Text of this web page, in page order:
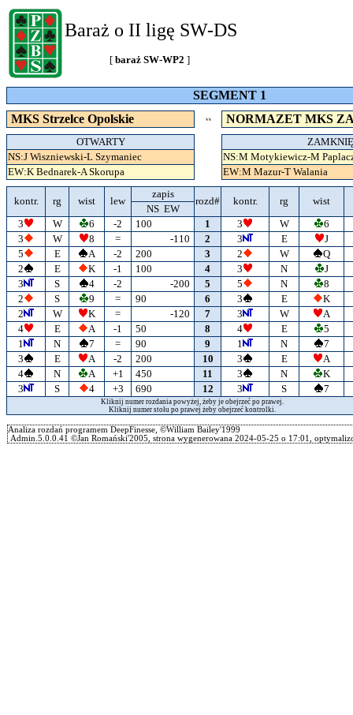
Baraż o II ligę SW-DS
[ baraż SW-WP2 ]
SEGMENT 1
MKS Strzelce Opolskie
VS NORMAZET MKS
OTWARTY
NS:J Wiszniewski-L Szymaniec
NS:M Motykiewicz-M
EW:K Bednarek-A Skorupa
EW:M Mazur-T Walania
kontr. rg wist lew
zapis
rozd# kontr. rg wist
NS EW
3
W 6 -2 100 1 3 W
6
3
W 8 = -110 2 3 E
J
5
E A -2 200 3 2 W
Q
2
E K -1 100 4 3 N
J
3
S 4 -2 -200 5 5 N
8
2
S 9 = 90 6 3 E
K
2
W K = -120 7 3 W
A
4
E A -1 50 8 4 E
5
1
N 7 = 90 9 1 N
7
3
E A -2 200 10 3 E
A
4
N A +1 450 11 3 N
K
3
S 4 +3 690 12 3 S 7
Kliknij numer rozdania powyżej, żeby je obejrzeć po prawej.
Kliknij numer stołu po prawej żeby obejrzeć kontrolki.
Analiza rozdań programem DeepFinesse, ©William Bailey'1999
Admin.5.0.0.41 ©Jan Romański'2005, strona wygenerowana 2024-05-25 o 17:01,